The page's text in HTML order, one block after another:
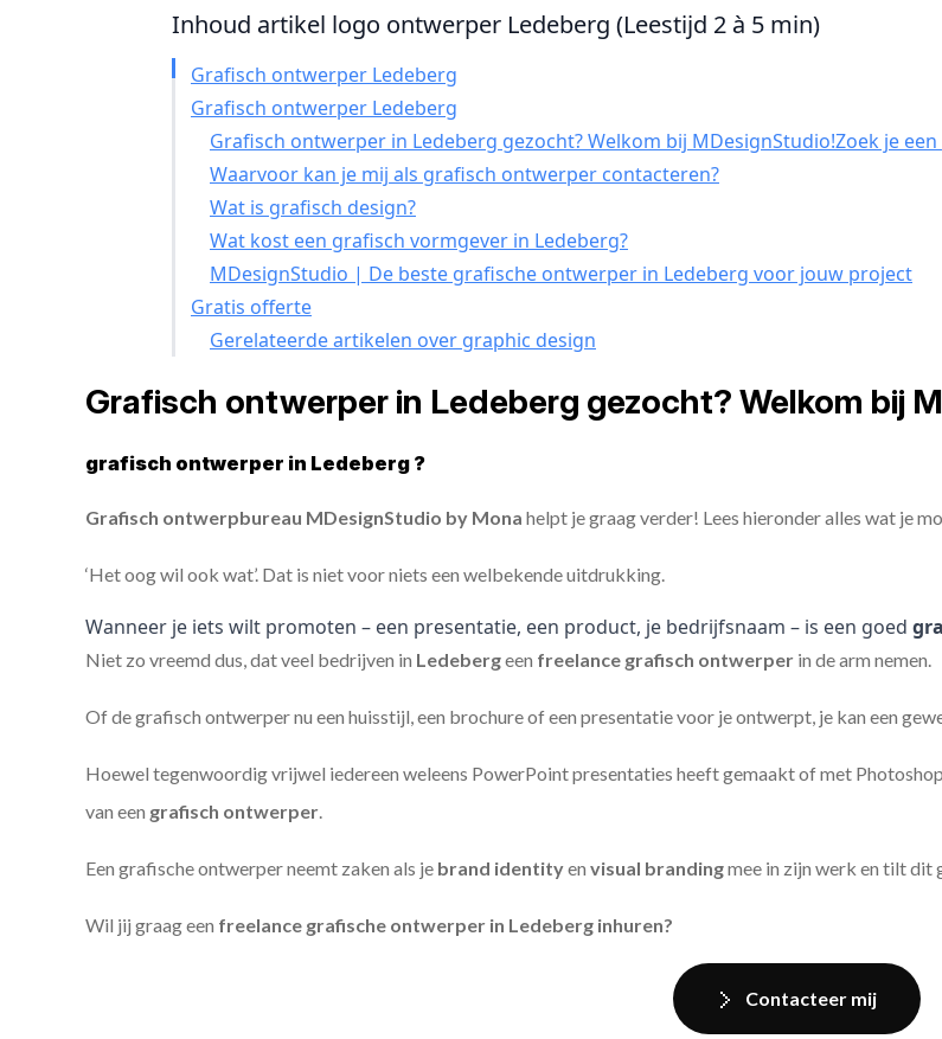
Inhoud artikel logo ontwerper Ledeberg (Leestijd 2 à 5 min)
Grafisch ontwerper Ledeberg
Grafisch ontwerper Ledeberg
Grafisch ontwerper in Ledeberg gezocht? Welkom bij MDesignStudio!Zoek je
Waarvoor kan je mij als grafisch ontwerper contacteren?
Wat is grafisch design?
Wat kost een grafisch vormgever in Ledeberg?
MDesignStudio | De beste grafische ontwerper in Ledeberg voor jouw project
Gratis offerte
Gerelateerde artikelen over graphic design
Grafisch ontwerper in Ledeberg gezocht? Welkom bij
grafisch ontwerper in Ledeberg ?
Grafisch ontwerpbureau MDesignStudio by Mona helpt je graag verder! Lees hieronder alles wat je
‘Het oog wil ook wat’. Dat is niet voor niets een welbekende uitdrukking.
Wanneer je iets wilt promoten – een presentatie, een product, je bedrijfsnaam – is een goed
Niet zo vreemd dus, dat veel bedrijven in Ledebergeen freelance grafisch ontwerper in de arm nemen.
Of de grafisch ontwerper nu een huisstijl, een brochure of een presentatie voor je ontwerpt, je kan een
Hoewel tegenwoordig vrijwel iedereen weleens PowerPoint presentaties heeft gemaakt of met
van een grafisch ontwerper.
Een grafische ontwerper neemt zaken als je brand identityen visual brandingmee in zijn werk en tilt dit
Wil jij graag een freelance grafische ontwerper in Ledeberg inhuren?
Contacteer mij